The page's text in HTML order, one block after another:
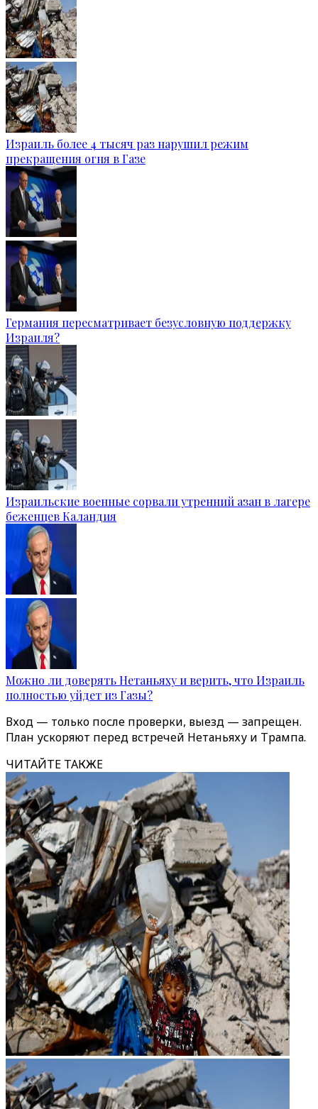
Израиль более 4 тысяч раз нарушил режим
прекращения огня в Газе
Германия пересматривает безусловную поддержку
Израиля?
Израильские военные сорвали утренний азан в лагере
беженцев Каландия
Можно ли доверять Нетаньяху и верить, что Израиль
полностью уйдет из Газы?
Вход — только после проверки, выезд — запрещен.
План ускоряют перед встречей Нетаньяху и Трампа.
ЧИТАЙТЕ ТАКЖЕ